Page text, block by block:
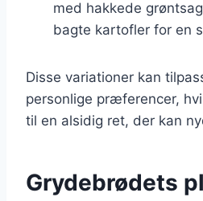
med hakkede
bagte kartofler for en
Disse variationer kan
personlige præferencer,
til en alsidig ret, der kan
Grydebrødets